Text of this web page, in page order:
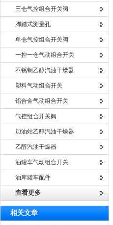
三仓气控组合开关阀
脚踏式测量孔
单仓气控组合开关阀
一控一仓气动组合开关
不锈钢乙醇汽油干燥器
塑料气动组合开关
铝合金气动组合开关
气控组合开关阀
加油站乙醇汽油干燥器
乙醇汽油干燥器
油罐车气动组合开关
油库罐车配件
查看更多
相关文章